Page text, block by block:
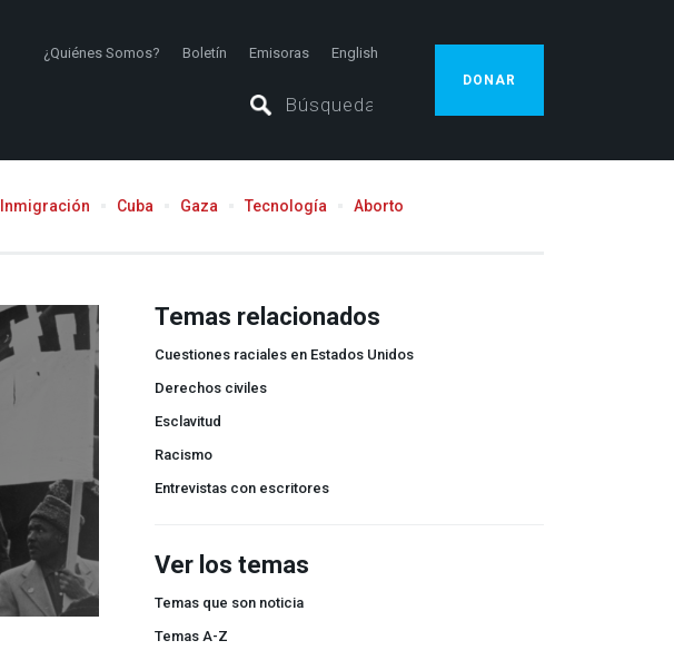
¿Quiénes Somos? Boletín Emisoras English
DONAR
Inmigración Cuba Gaza Tecnología Aborto
Temas relacionados
Cuestiones raciales en Estados Unidos
Derechos civiles
Esclavitud
Racismo
Entrevistas con escritores
Ver los temas
Temas que son noticia
Temas A-Z